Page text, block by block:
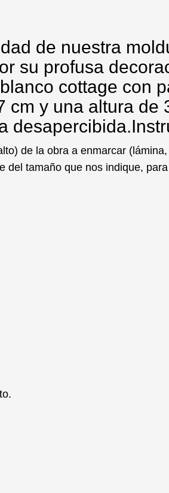
de nuestra
su profusa
cottage con
y una altura de
desapercibida.
de la obra a enmarcar
del tamaño que nos indique,